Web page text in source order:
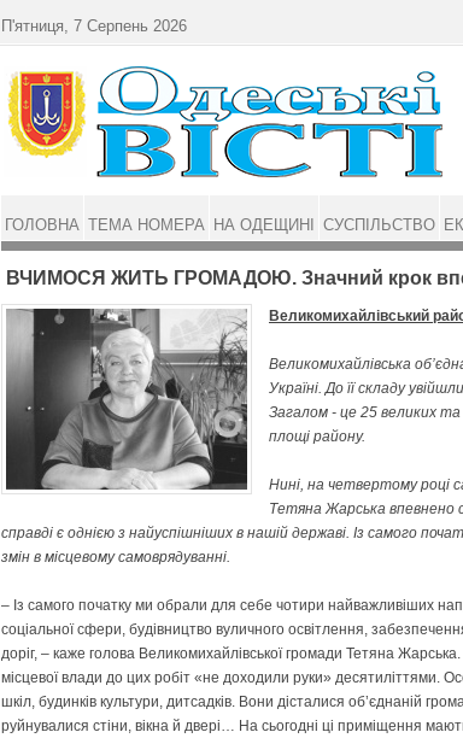
ВЧИМОСЯ ЖИТЬ ГРОМАДОЮ. Значний крок
Великомихайлівський
Великомихайлівська
Україні. До її складу
Загалом - це 25 великих
площі району.
Нині, на четвертому році
Тетяна Жарська впевнено
справді є однією з найуспішніших в нашій державі. Із самого
змін в місцевому самоврядуванні.
– Із самого початку ми обрали для себе чотири найважливіших
соціальної сфери, будівництво вуличного освітлення,
доріг, – каже голова Великомихайлівської громади Тетяна
місцевої влади до цих робіт «не доходили руки» десятиліттями.
шкіл, будинків культури, дитсадків. Вони дісталися об’єднаній
руйнувалися стіни, вікна й двері… На сьогодні ці приміщення
П'ятниця, 7 Серпень 2026
ГОЛОВНА ТЕМА НОМЕРА НА ОДЕЩИНІ СУСПІЛЬСТВО